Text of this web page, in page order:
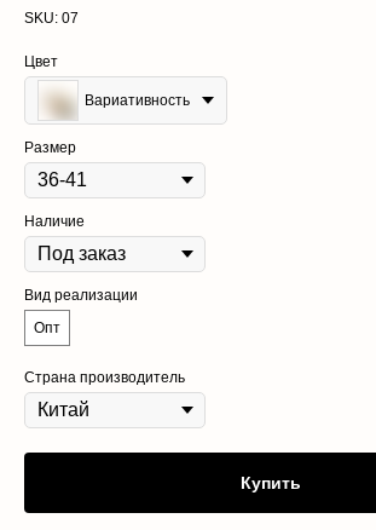
SKU: 07
Цвет
Вариативность
Размер
Наличие
Вид реализации
Опт
Страна производитель
Купить